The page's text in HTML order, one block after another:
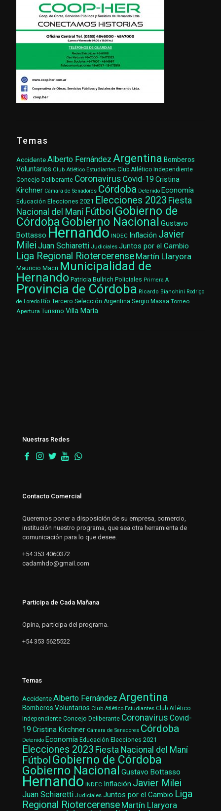
Temas
AccidenteAlberto Fernández Argentina Bomberos
Voluntarios Club Atlético Estudiantes Club Atlético Independiente
Concejo Deliberante Coronavirus Covid-19 Cristina
Kirchner Cámara de Senadores Córdoba Detenido Economía
Educación Elecciones 2021 Elecciones 2023 Fiesta
Nacional del Maní Fútbol Gobierno de
CórdobaGobierno Nacional Gustavo
Bottasso Hernando INDEC Inflación Javier
Milei Juan Schiaretti Judiciales Juntos por el Cambio
Liga Regional Riotercerense Martín Llaryora
Mauricio Macri Municipalidad de
Hernando Patricia Bullrich Policiales Primera A
Provincia de Córdoba Ricardo Bianchini Rodrigo
de Loredo Río Tercero Selección Argentina Sergio Massa Torneo
Apertura Turismo Villa María
Nuestras Redes
Contacto Comercial
Queremos poner a disposición de su empresa, comercio,
institución nuestro programa, que sea otra herramienta de
comunicación para lo que desee.
+54 353 4060372
cadamhdo@gmail.com
Participa de Cada Mañana
Opina, participa del programa.
+54 353 5625522
Temas
AccidenteAlberto Fernández Argentina
Bomberos Voluntarios Club Atlético Estudiantes Club Atlético
Independiente Concejo Deliberante Coronavirus Covid-
19 Cristina Kirchner Cámara de Senadores Córdoba
Detenido Economía Educación Elecciones 2021
Elecciones 2023 Fiesta Nacional del Maní
Fútbol Gobierno de Córdoba
Gobierno Nacional Gustavo Bottasso
Hernando INDEC Inflación Javier Milei
Juan Schiaretti Judiciales Juntos por el Cambio Liga
Regional Riotercerense Martín Llaryora